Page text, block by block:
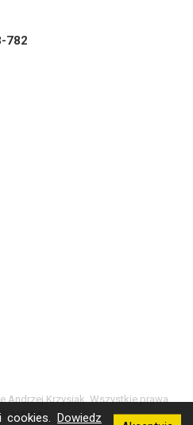
782
Andrzej Krzysiak. Wszystkie prawa
cookies. Dowiedz